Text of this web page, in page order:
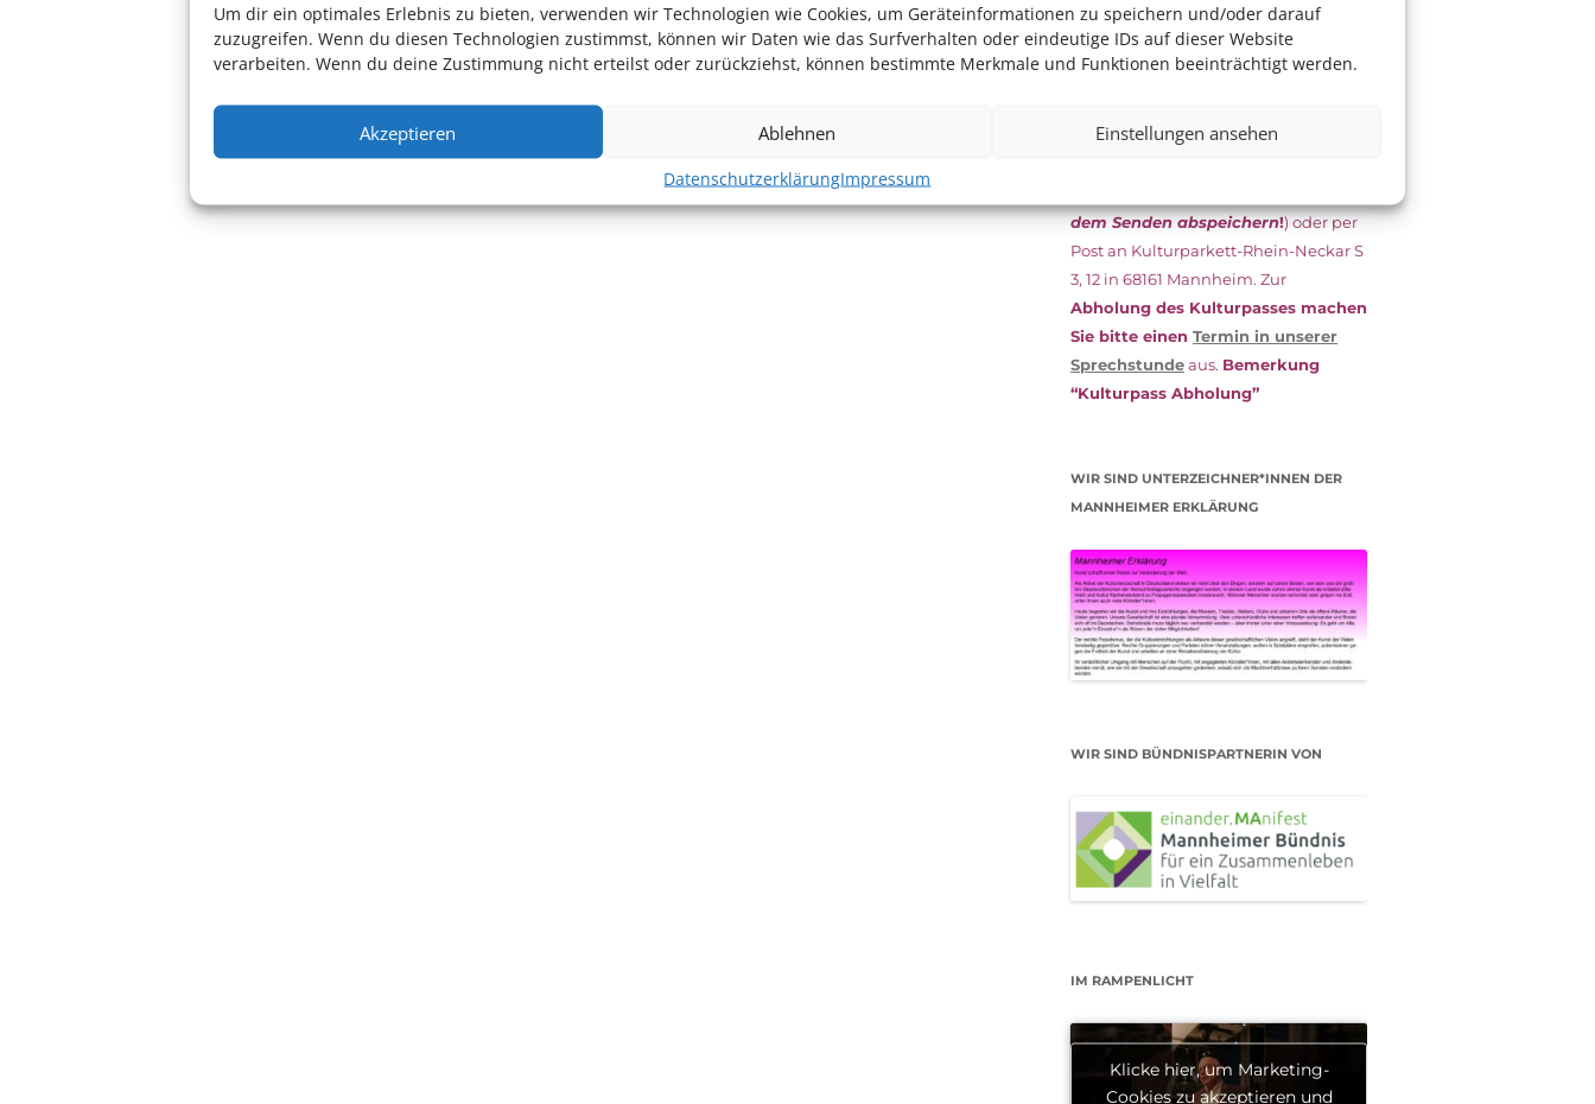
Um dir ein optimales Erlebnis zu bieten, verwenden wir Technologien wie Cookies, um Geräteinformationen zu speichern und/oder darauf
zuzugreifen. Wenn du diesen Technologien zustimmst, können wir Daten wie das Surfverhalten oder eindeutige IDs auf dieser Website
verarbeiten. Wenn du deine Zustimmung nicht erteilst oder zurückziehst, können bestimmte Merkmale und Funktionen beeinträchtigt werden.
Akzeptieren Ablehnen Einstellungen ansehen
DatenschutzerklärungImpressum
esunterschriebenzusammen mit
dem aktuellen
(Bürgergeld/
das Kulturparkett zurück: Per E-Mail
dem Senden abspeichern!) oder per
Post an Kulturparkett-Rhein-Neckar S
3, 12 in 68161 Mannheim. Zur
Abholung des Kulturpasses machen
Sie bitte einen Termin in unserer
Sprechstundeaus. Bemerkung
“Kulturpass Abholung”
WIR SIND UNTERZEICHNER*INNEN DER
MANNHEIMER ERKLÄRUNG
WIR SIND BÜNDNISPARTNERIN VON
IM RAMPENLICHT
Klicke hier, um Marketing-
Cookies zu akzeptieren und